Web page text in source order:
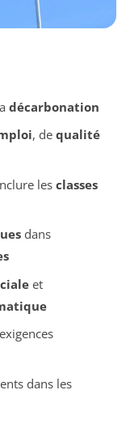
décarbonation
, de qualité
les classes
dans
et
dans les